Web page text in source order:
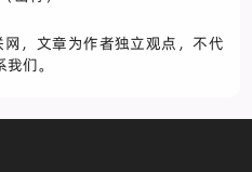
，文章为作者独立观点，不代
们。